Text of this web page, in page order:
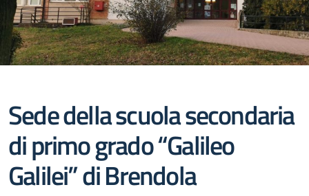
Sede della scuola secondaria
di primo grado “Galileo
Galilei” di Brendola